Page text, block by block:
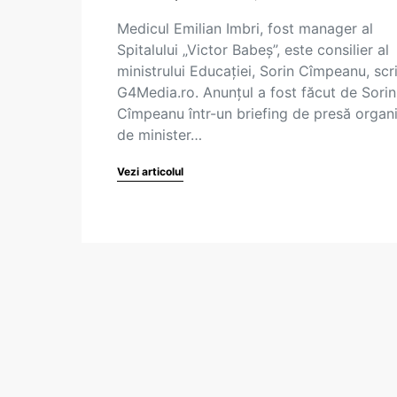
Medicul Emilian Imbri, fost manager al
Spitalului „Victor Babeş”, este consilier al
ministrului Educaţiei, Sorin Cîmpeanu,
G4Media.ro. Anunţul a fost făcut de Sorin
Cîmpeanu într-un briefing de presă
de minister…
Vezi articolul